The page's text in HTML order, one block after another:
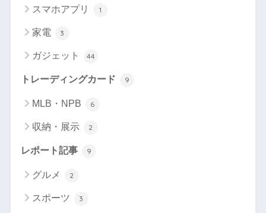
スマホアプリ 1
家電 3
ガジェット 44
トレーディングカード 9
MLB・NPB 6
収納・展示 2
レポート記事 9
グルメ 2
スポーツ 3